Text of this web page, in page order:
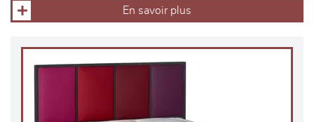
En savoir plus